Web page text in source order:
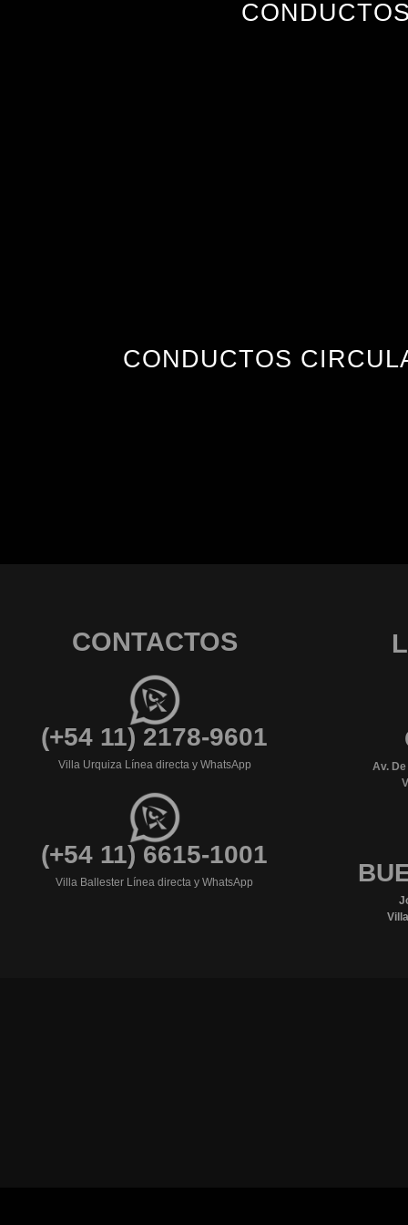
CONDUCTOS
CONTACTOS
(+54 11) 2178-9601
Villa Urquiza Línea directa y WhatsApp
(+54 11) 6615-1001
Villa Ballester Línea directa y WhatsApp
Av.